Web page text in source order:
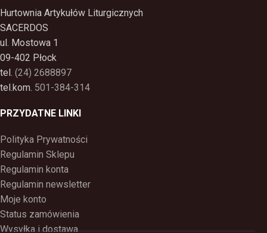
Hurtownia Artykułów Liturgicznych
SACERDOS
ul. Mostowa 1
09-402 Płock
tel. (24) 2688897
tel.kom. 501-384-314
PRZYDATNE LINKI
Polityka Prywatności
Regulamin Sklepu
Regulamin konta
Regulamin newsletter
Moje konto
Status zamówienia
Wysyłka i dostawa